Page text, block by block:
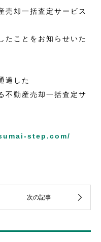
売却一括査定サービス
たことをお知らせいた
過した
不動産売却一括査定サ
step.com/